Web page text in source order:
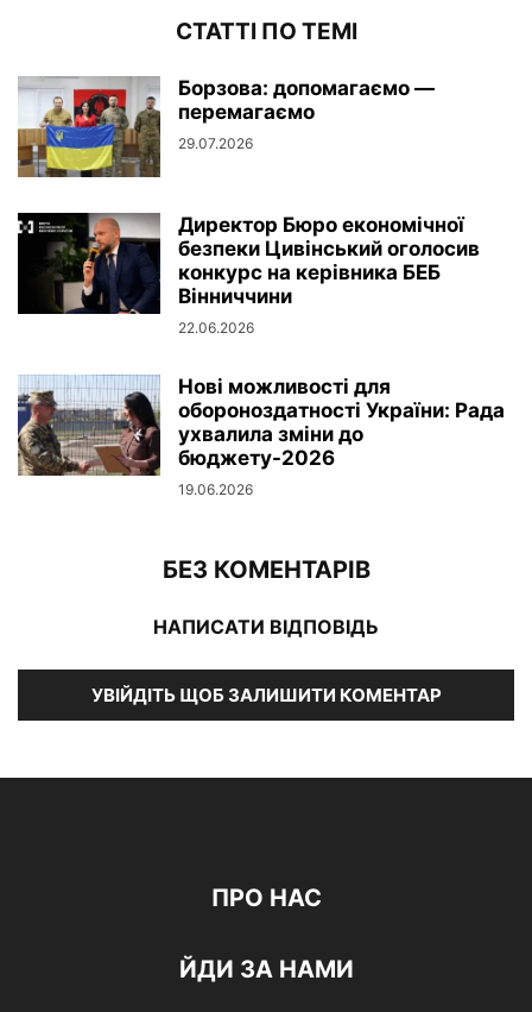
СТАТТІ ПО ТЕМІ
Борзова: допомагаємо —
перемагаємо
29.07.2026
Директор Бюро економічної
безпеки Цивінський оголосив
конкурс на керівника БЕБ
Вінниччини
22.06.2026
Нові можливості для
обороноздатності України: Рада
ухвалила зміни до
бюджету-2026
19.06.2026
БЕЗ КОМЕНТАРІВ
НАПИСАТИ ВІДПОВІДЬ
УВІЙДІТЬ ЩОБ ЗАЛИШИТИ КОМЕНТАР
ПРО НАС
ЙДИ ЗА НАМИ